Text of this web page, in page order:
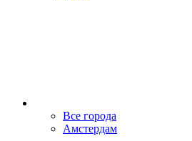
Все города
Амстердам